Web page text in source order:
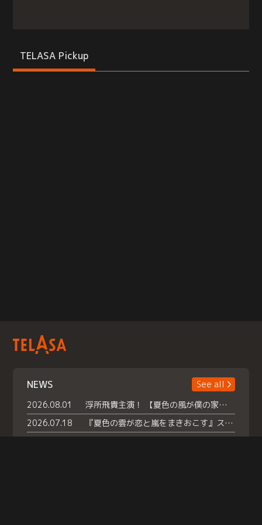
TELASA Pickup
NEWS
See all
2026.08.01
浮所飛貴主演！ 【夏色の風が僕の家にやってきた】 本日よりテラサで独占配信スタート！
2026.07.18
『夏色の雲が恋と嵐をまきおこす』スペシャルメイキング 【Part1】2026年７月18日（土）23時30分～配信スタート！話題のシーンの裏側を大公開！豪華キャスト大集合！ 『武宮家 真夏の家族会議』開催！